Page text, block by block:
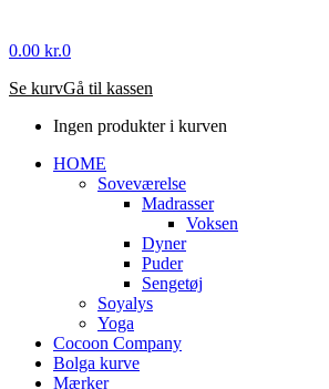
0.00 kr.0
Se kurvGå til kassen
Ingen produkter i kurven
HOME
Soveværelse
Madrasser
Voksen
Dyner
Puder
Sengetøj
Soyalys
Yoga
Cocoon Company
Bolga kurve
Mærker